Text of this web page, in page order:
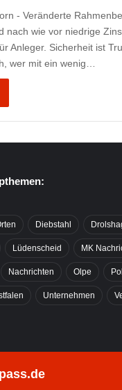
- Veränderte
nach wie vor niedrige
Anleger. Sicherheit ist
wer mit ein wenig…
Diebstahl
Lüdenscheid MK
Nachrichten Olpe
Unternehmen